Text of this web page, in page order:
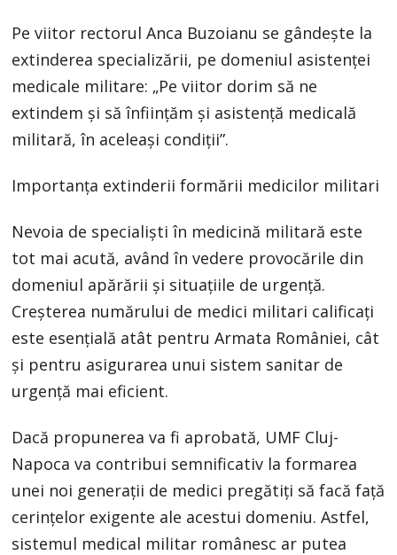
Pe viitor rectorul Anca Buzoianu se gândește la
extinderea specializării, pe domeniul asistenței
medicale militare: „Pe viitor dorim să ne
extindem și să înființăm și asistență medicală
militară, în aceleași condiții”.
Importanța extinderii formării medicilor militari
Nevoia de specialiști în medicină militară este
tot mai acută, având în vedere provocările din
domeniul apărării și situațiile de urgență.
Creșterea numărului de medici militari calificați
este esențială atât pentru Armata României, cât
și pentru asigurarea unui sistem sanitar de
urgență mai eficient.
Dacă propunerea va fi aprobată, UMF Cluj-
Napoca va contribui semnificativ la formarea
unei noi generații de medici pregătiți să facă față
cerințelor exigente ale acestui domeniu. Astfel,
sistemul medical militar românesc ar putea